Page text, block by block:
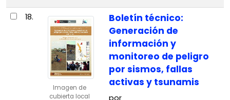
18.
Imagen de
cubierta local
Boletín técnico:
Generación de
información y
monitoreo de peligro
por sismos, fallas
activas y tsunamis